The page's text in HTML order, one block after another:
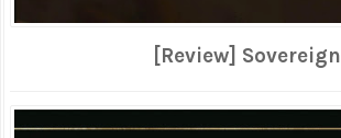
[Review] Sovereign